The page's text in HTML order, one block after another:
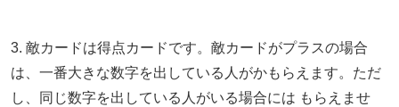
3. 敵カードは得点カードです。敵カードがプラスの場合
は、一番大きな数字を出している人がかもらえます。ただ
し、同じ数字を出している人がいる場合には もらえませ